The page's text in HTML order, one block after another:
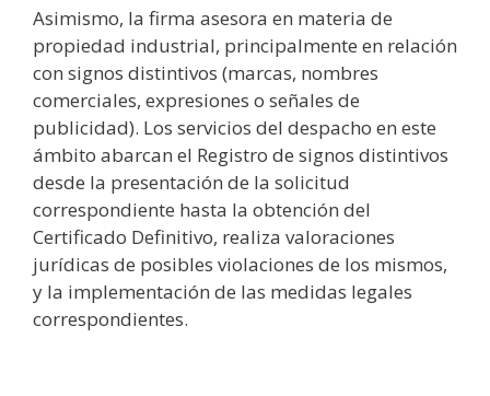
Asimismo, la firma asesora en materia de
propiedad industrial, principalmente en relación
con signos distintivos (marcas, nombres
comerciales, expresiones o señales de
publicidad). Los servicios del despacho en este
ámbito abarcan el Registro de signos distintivos
desde la presentación de la solicitud
correspondiente hasta la obtención del
Certificado Definitivo, realiza valoraciones
jurídicas de posibles violaciones de los mismos,
y la implementación de las medidas legales
correspondientes.